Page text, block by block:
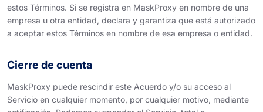
estos Términos. Si se registra en MaskProxy en nombre de una
empresa u otra entidad, declara y garantiza que está autorizado
a aceptar estos Términos en nombre de esa empresa o entidad.
Cierre de cuenta
MaskProxy puede rescindir este Acuerdo y/o su acceso al
Servicio en cualquier momento, por cualquier motivo, mediante